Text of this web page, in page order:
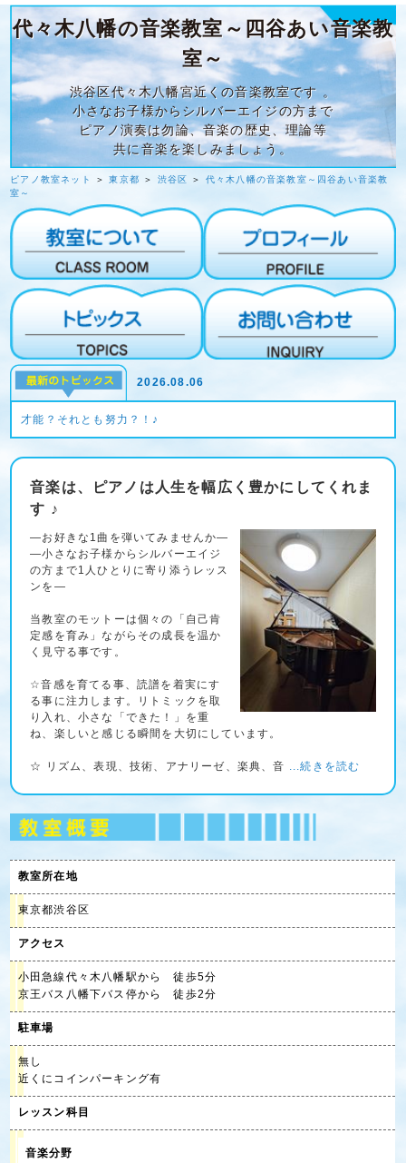
代々木八幡の音楽教室～四谷あい音楽教
室～
渋谷区代々木八幡宮近くの音楽教室です 。
小さなお子様からシルバーエイジの方まで
ピアノ演奏は勿論、音楽の歴史、理論等
共に音楽を楽しみましょう。
ピアノ教室ネット ＞東京都 ＞ 渋谷区 ＞ 代々木八幡の音楽教室～四谷あい音楽教
室～
2026.08.06
才能？それとも努力？！♪
音楽は、ピアノは人生を幅広く豊かにしてくれま
す ♪
―お好きな1曲を弾いてみませんか―
―小さなお子様からシルバーエイジ
の方まで1人ひとりに寄り添うレッス
ンを―
当教室のモットーは個々の「自己肯
定感を育み」ながらその成長を温か
く見守る事です。
☆音感を育てる事、読譜を着実にす
る事に注力します。リトミックを取
り入れ、小さな「できた！」を重
ね、楽しいと感じる瞬間を大切にしています。
☆ リズム、表現、技術、アナリーゼ、楽典、音 ...続きを読む
教室所在地
東京都渋谷区
アクセス
小田急線代々木八幡駅から 徒歩5分
京王バス八幡下バス停から 徒歩2分
駐車場
無し
近くにコインパーキング有
レッスン科目
音楽分野